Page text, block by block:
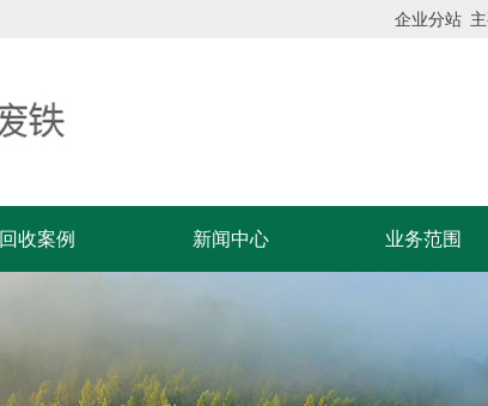
企业分站
回收案例 新闻中心 业务范围